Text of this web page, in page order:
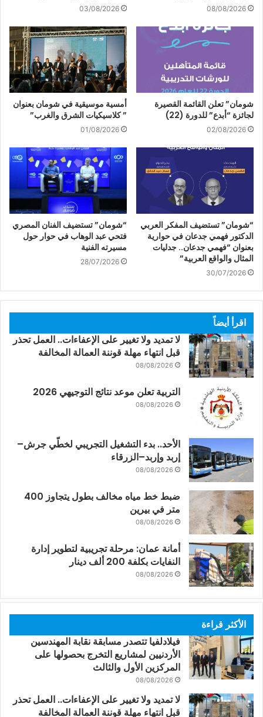
08/08/2026
03/08/2026
شومان” تعلن القائمة القصيرة
لجائزة “أبدع” للدورة (22)
02/08/2026
أمسية موسيقية في شومان بعنوان
” كلاسيكيات الشرق والغرب”
01/08/2026
“شومان” تستضيف المفكر العربي
الدكتور فهمي جدعان في حوارية
بعنوان “فهمي جدعان.. جدليات
المثال والواقع العربية”
30/07/2026
“شومان” تستضيف الفنان المصري
فتحي عبد الوهاب في حوار حول
مسيرته الفنية
28/07/2026
اقرأ أيضاً
لا تمديد ولا تغيير على الإعفاءات.. العمل تحذر
قبل انتهاء مهلة قوننة العمالة المخالفة
08/08/2026
التربية تعلن موعد نتائج التوجيهي 2026
08/08/2026
الأحد.. بدء التشغيل التجريبي لخطّي جرش–
إربد وإربد–الزرقاء
08/08/2026
ضبط خط مياه مخالف بطول يتجاوز 400
متر في بيرين
08/08/2026
أمانة عمان: مرحلة تجريبية لتطوير إدارة
النفايات بكلفة 200 ألف دينار
08/08/2026
الأكثر قراءة
فيلادلفيا تتصدر مسابقة نقابة المهندسين
الأردنيين لمشاريع التخرج بحصولها على
المركزين الأول والثالث
08/08/2026
لا تمديد ولا تغيير على الإعفاءات.. العمل تحذر
قبل انتهاء مهلة قوننة العمالة المخالفة